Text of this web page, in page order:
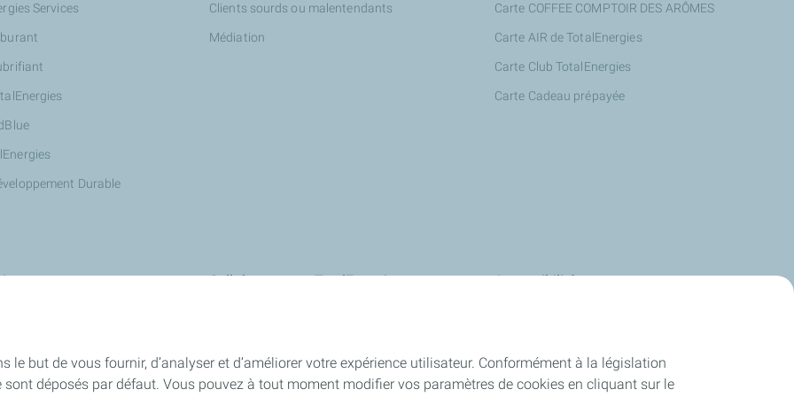
Services
Durable
Clients sourds ou malentendants
Médiation
Carte COFFEE COMPTOIR DES ARÔMES
Carte AIR de TotalEnergies
Carte Club TotalEnergies
Carte Cadeau prépayée
Collaborer avec TotalEnergies
Devenir propriétaire d'une station-service
Accessibilité
but de vous fournir, d’analyser et d’améliorer votre expérience utilisateur. Conformément à la législation
déposés par défaut. Vous pouvez à tout moment modifier vos paramètres de cookies en cliquant sur le